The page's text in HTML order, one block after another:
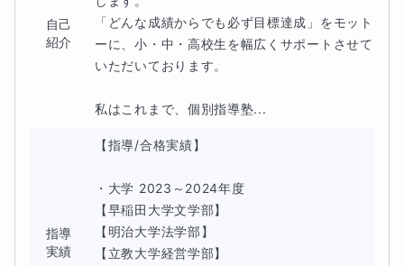
志望校がお決まりの方は、その志望校に毎年出題されてい
る問題をメインに学習を進めていきます。
かりとサポートさせていただきます。
宿題に関しては毎日P,◯〜◯までといった形で出させて
いただきます。(要相談)
次の授業の初めの時間では、宿題のわからなかった問題の
自己
紹介
「どんな成績からでも必ず目標達成」をモット
ーに、小・中・高校生を幅広くサポートさせて
いただいております。
私はこれまで、個別指導塾...
指導
実績
【指導/合格実績】
・大学 2023～2024年度
【早稲田大学文学部】
【明治大学法学部】
【立教大学経営学部】